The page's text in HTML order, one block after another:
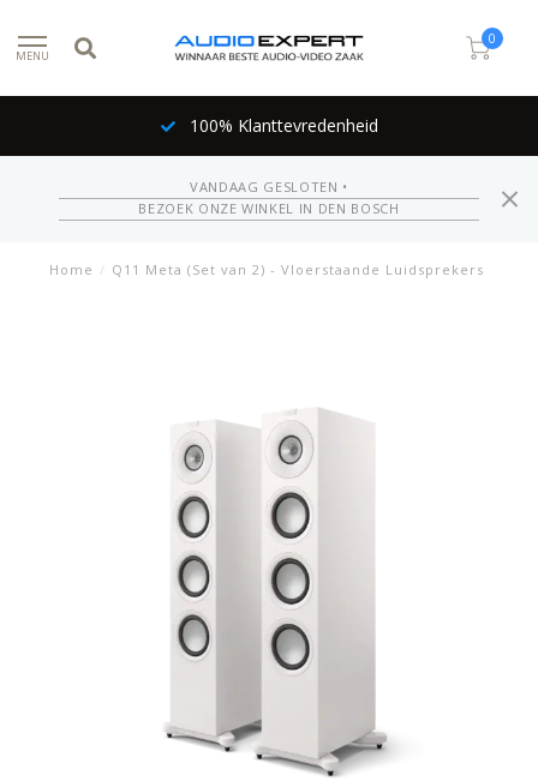
MENU
0
100% Klanttevredenheid
VANDAAG GESLOTEN •
BEZOEK ONZE WINKEL IN DEN BOSCH
Home / Q11 Meta (Set van 2) - Vloerstaande Luidsprekers